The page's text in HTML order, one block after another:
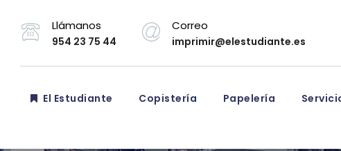
Llámanos
954 23 75 44
Correo
imprimir@elestudiante.es
El Estudiante Copistería Papelería